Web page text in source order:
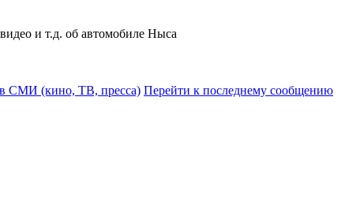
и т.д. об автомобиле Ныса
СМИ (кино, ТВ, пресса) Перейти к последнему сообщению